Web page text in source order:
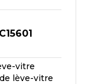
vitre
lève-vitre